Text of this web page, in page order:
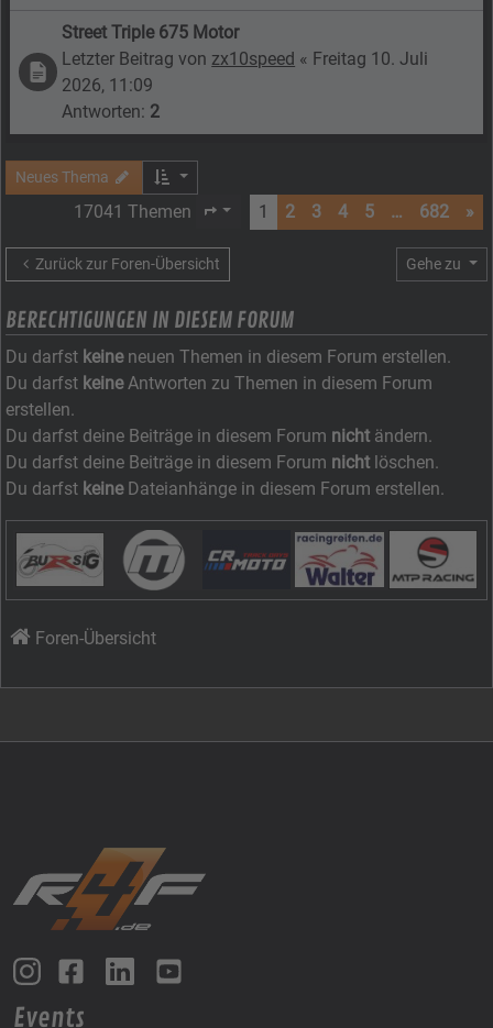
Street Triple 675 Motor
Letzter Beitrag von zx10speed « Freitag 10. Juli
2026, 11:09
Antworten: 2
Neues Thema
17041 Themen Seite von682
1 2 3 4 5 … 682 »
Zurück zur Foren-Übersicht Gehe zu
BERECHTIGUNGEN IN DIESEM FORUM
Du darfst keineneuen Themen in diesem Forum erstellen.
Du darfst keineAntworten zu Themen in diesem Forum
erstellen.
Du darfst deine Beiträge in diesem Forum nicht ändern.
Du darfst deine Beiträge in diesem Forum nicht löschen.
Du darfst keineDateianhänge in diesem Forum erstellen.
Foren-Übersicht
Events